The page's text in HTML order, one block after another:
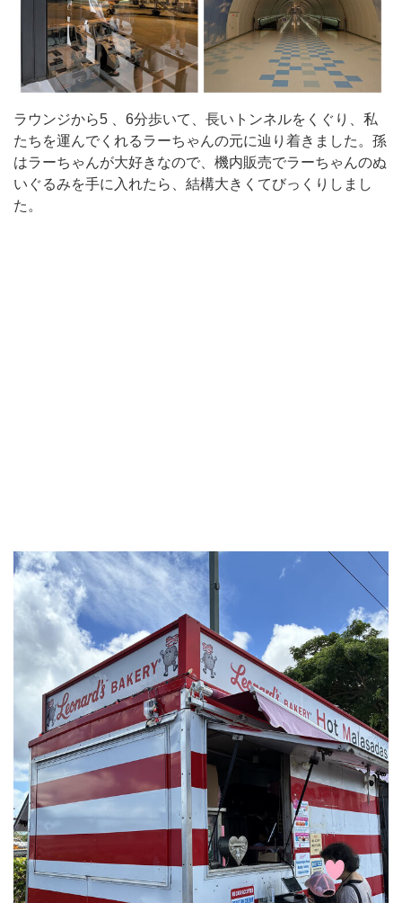
ラウンジから5 、6分歩いて、長いトンネルをくぐり、私
たちを運んでくれるラーちゃんの元に辿り着きました。孫
はラーちゃんが大好きなので、機内販売でラーちゃんのぬ
いぐるみを手に入れたら、結構大きくてびっくりしまし
た。